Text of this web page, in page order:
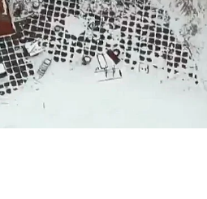
ВОЙНАТА В
ВРЕМЕТО